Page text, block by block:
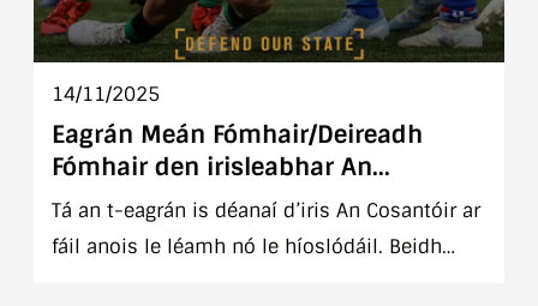
14/11/2025
Eagrán Meán Fómhair/Deireadh
Fómhair den irisleabhar An
Cosantóir
Tá an t-eagrán is déanaí d’iris An Cosantóir ar
fáil anois le léamh nó le híoslódáil. Beidh